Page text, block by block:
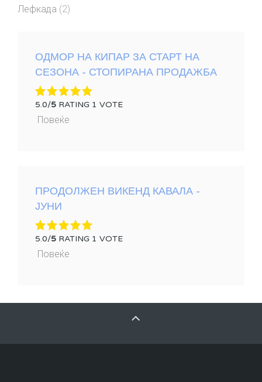
Лефкада (2)
ОДМОР НА КИПАР ЗА СТАРТ НА
СЕЗОНА - СТОПИРАНА ПРОДАЖБА
5.0/5 RATING 1 VOTE
Повеќе
ПРОДОЛЖЕН ВИКЕНД КАВАЛА -
ЈУНИ
5.0/5 RATING 1 VOTE
Повеќе